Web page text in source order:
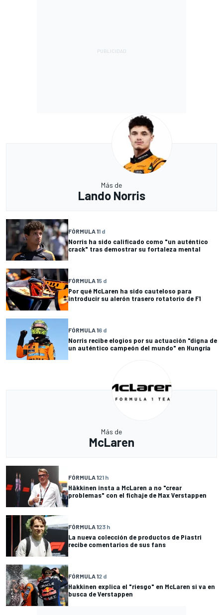
Más de
Lando Norris
FÓRMULA 11 d
Norris ha sido calificado como "un auténtico
crack" tras demostrar su fortaleza mental
FÓRMULA 15 d
Por qué McLaren ha sido cauteloso para
introducir su alerón trasero rotatorio de F1
FÓRMULA 16 d
Norris recibe elogios por su actuación "digna de
un auténtico campeón del mundo" en Hungría
Más de
McLaren
FÓRMULA 121 h
Häkkinen insta a McLaren a no "crear
problemas" con el fichaje de Max Verstappen
FÓRMULA 123 h
La nueva colección de productos de Piastri
recibe comentarios de sus fans
FÓRMULA 12 d
Hakkinen explica el "riesgo" en McLaren si va en
busca de Verstappen